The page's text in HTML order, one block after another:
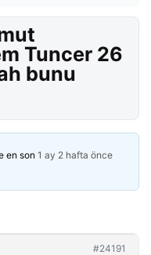
Tuncer 26
bunu
en son 1 ay 2 hafta önce
#24191